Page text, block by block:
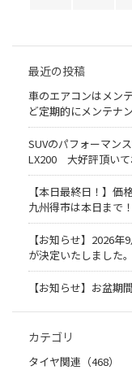
最近の投稿
車のエアコンはメン
ど定期的にメンテナ
SUVのパフォーマン
LX200 大好評頂いて
【本日最終日！】価
九州得市は本日ま
【お知らせ】2026
が決定いたしました。
【お知らせ】お盆期
カテゴリ
タイヤ関連（468）